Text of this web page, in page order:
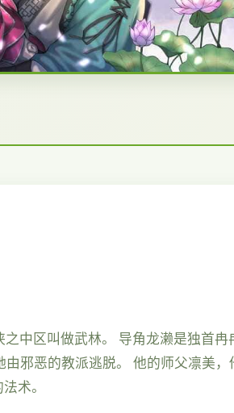
中区叫做武林。 导角龙濑是独首冉
邪恶的教派逃脱。 他的师父凛美，
术。